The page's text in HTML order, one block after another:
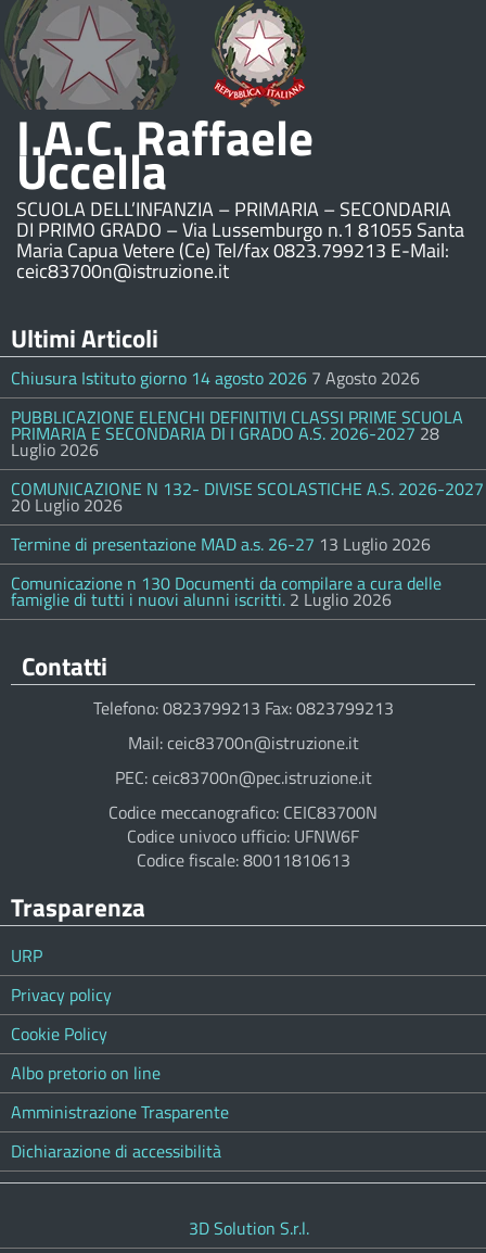
I.A.C. Raffaele
Uccella
SCUOLA DELL’INFANZIA – PRIMARIA – SECONDARIA
DI PRIMO GRADO – Via Lussemburgo n.1 81055 Santa
Maria Capua Vetere (Ce) Tel/fax 0823.799213 E-Mail:
ceic83700n@istruzione.it
Ultimi Articoli
Chiusura Istituto giorno 14 agosto 2026 7 Agosto 2026
PUBBLICAZIONE ELENCHI DEFINITIVI CLASSI PRIME SCUOLA
PRIMARIA E SECONDARIA DI I GRADO A.S. 2026-2027 28
Luglio 2026
COMUNICAZIONE N 132- DIVISE SCOLASTICHE A.S. 2026-2027
20 Luglio 2026
Termine di presentazione MAD a.s. 26-27 13 Luglio 2026
Comunicazione n 130 Documenti da compilare a cura delle
famiglie di tutti i nuovi alunni iscritti. 2 Luglio 2026
Contatti
Telefono: 0823799213 Fax: 0823799213
Mail: ceic83700n@istruzione.it
PEC: ceic83700n@pec.istruzione.it
Codice meccanografico: CEIC83700N
Codice univoco ufficio: UFNW6F
Codice fiscale: 80011810613
Trasparenza
URP
Privacy policy
Cookie Policy
Albo pretorio on line
Amministrazione Trasparente
Dichiarazione di accessibilità
3D Solution S.r.l.